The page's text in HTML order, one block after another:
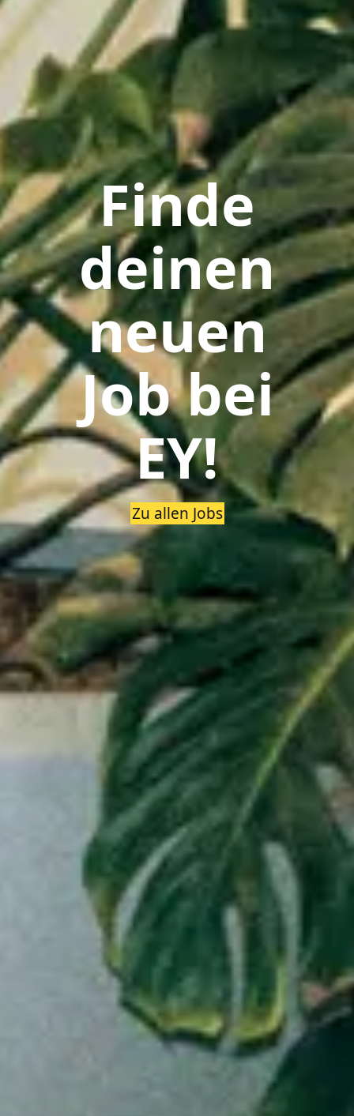
Finde
deinen
neuen
Job bei
EY!
Zu allen Jobs